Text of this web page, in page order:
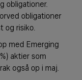
obligationer.
obligationer
og risiko.
med Emerging
aktier som
også op i maj.